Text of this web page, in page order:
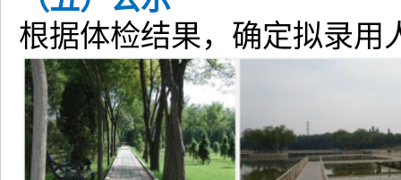
根据体检结果，确定拟录用